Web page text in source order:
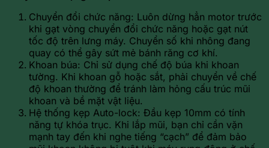
Chuyển đổi chức năng: Luôn dừng hẳn motor trước
khi gạt vòng chuyển đổi chức năng hoặc gạt nút
tốc độ trên lưng máy. Chuyển số khi nhông đang
quay có thể gây sứt mẻ bánh răng cơ khí.
Khoan búa: Chỉ sử dụng chế độ búa khi khoan
tường. Khi khoan gỗ hoặc sắt, phải chuyển về chế
độ khoan thường để tránh làm hỏng cấu trúc mũi
khoan và bề mặt vật liệu.
Hệ thống kẹp Auto-lock: Đầu kẹp 10mm có tính
năng tự khóa trục. Khi lắp mũi, bạn chỉ cần vặn
mạnh tay đến khi nghe tiếng “cạch” để đảm bảo